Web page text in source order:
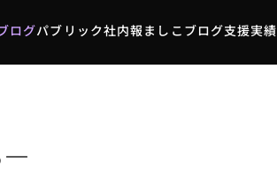
ログパブリック社内報 ましこブログ支援実績
—